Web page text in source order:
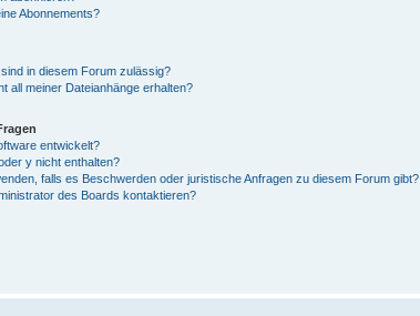
Abonnements?
in diesem Forum zulässig?
all meiner Dateianhänge erhalten?
entwickelt?
y nicht enthalten?
falls es Beschwerden oder juristische Anfragen zu diesem Forum gibt?
des Boards kontaktieren?